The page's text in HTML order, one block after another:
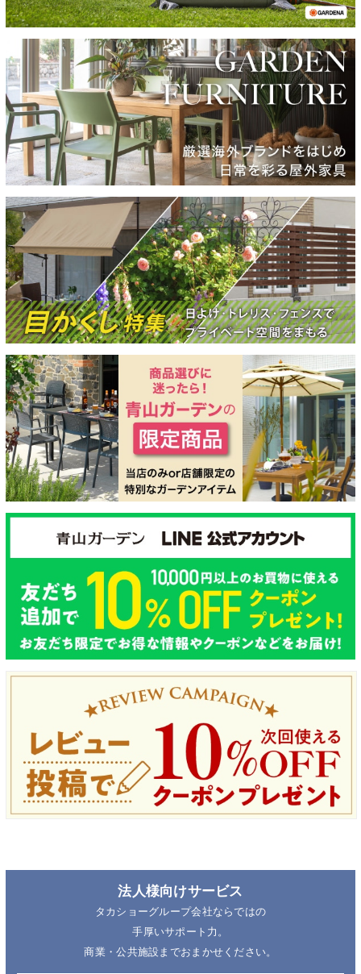
法人様向けサービス
タカショーグループ会社ならではの
手厚いサポート力。
商業・公共施設までおまかせください。